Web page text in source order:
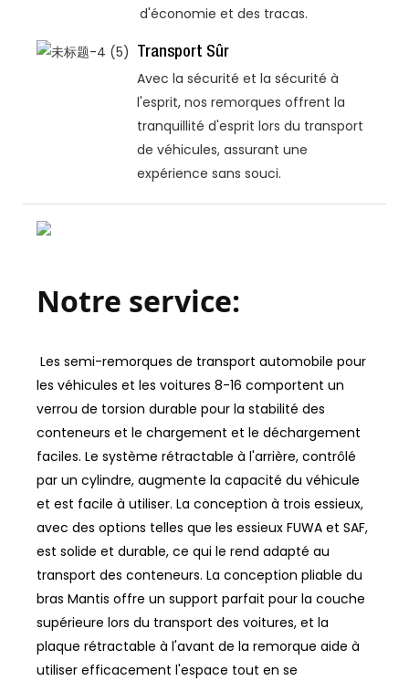
d'économie et des tracas.
Transport Sûr
Avec la sécurité et la sécurité à
l'esprit, nos remorques offrent la
tranquillité d'esprit lors du transport
de véhicules, assurant une
expérience sans souci.
Les semi-remorques de transport automobile pour
les véhicules et les voitures 8-16 comportent un
verrou de torsion durable pour la stabilité des
conteneurs et le chargement et le déchargement
faciles. Le système rétractable à l'arrière, contrôlé
par un cylindre, augmente la capacité du véhicule
et est facile à utiliser. La conception à trois essieux,
avec des options telles que les essieux FUWA et SAF,
est solide et durable, ce qui le rend adapté au
transport des conteneurs. La conception pliable du
bras Mantis offre un support parfait pour la couche
supérieure lors du transport des voitures, et la
plaque rétractable à l'avant de la remorque aide à
utiliser efficacement l'espace tout en se